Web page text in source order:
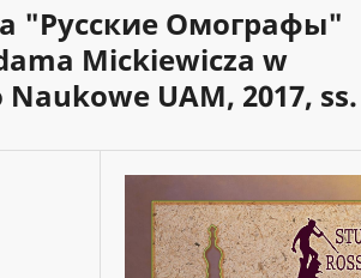
"Русские Омографы"
Mickiewicza w
UAM, 2017, ss.